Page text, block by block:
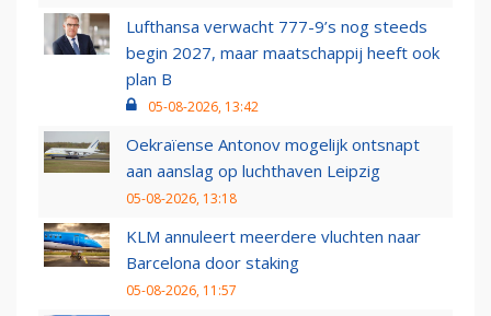
Lufthansa verwacht 777-9’s nog steeds
begin 2027, maar maatschappij heeft ook
plan B
05-08-2026, 13:42
Oekraïense Antonov mogelijk ontsnapt
aan aanslag op luchthaven Leipzig
05-08-2026, 13:18
KLM annuleert meerdere vluchten naar
Barcelona door staking
05-08-2026, 11:57